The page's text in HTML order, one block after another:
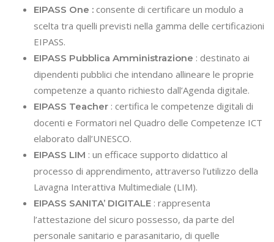
EIPASS One : consente di certificare un modulo a
scelta tra quelli previsti nella gamma delle certificazioni
EIPASS.
EIPASS Pubblica Amministrazione : destinato ai
dipendenti pubblici che intendano allineare le proprie
competenze a quanto richiesto dall’Agenda digitale.
EIPASS Teacher : certifica le competenze digitali di
docenti e Formatori nel Quadro delle Competenze ICT
elaborato dall’UNESCO.
EIPASS LIM : un efficace supporto didattico al
processo di apprendimento, attraverso l’utilizzo della
Lavagna Interattiva Multimediale (LIM).
EIPASS SANITA’ DIGITALE : rappresenta
l’attestazione del sicuro possesso, da parte del
personale sanitario e parasanitario, di quelle